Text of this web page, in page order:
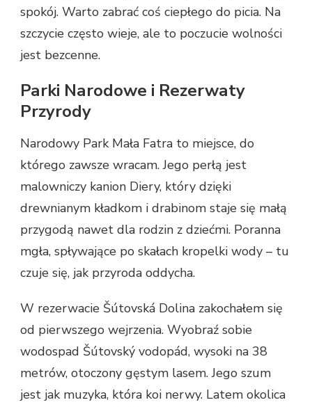
spokój. Warto zabrać coś ciepłego do picia. Na
szczycie często wieje, ale to poczucie wolności
jest bezcenne.
Parki Narodowe i Rezerwaty
Przyrody
Narodowy Park Mała Fatra to miejsce, do
którego zawsze wracam. Jego perłą jest
malowniczy kanion Diery, który dzięki
drewnianym kładkom i drabinom staje się małą
przygodą nawet dla rodzin z dziećmi. Poranna
mgła, spływające po skałach kropelki wody – tu
czuje się, jak przyroda oddycha.
W rezerwacie Šútovská Dolina zakochałem się
od pierwszego wejrzenia. Wyobraź sobie
wodospad Šútovský vodopád, wysoki na 38
metrów, otoczony gęstym lasem. Jego szum
jest jak muzyka, która koi nerwy. Latem okolica